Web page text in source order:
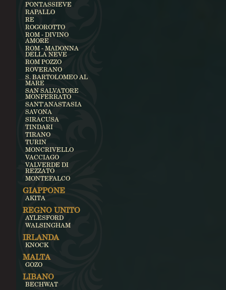
PONTASSIEVE
RAPALLO
RE
ROGOROTTO
ROM - DIVINO
AMORE
ROM - MADONNA
DELLA NEVE
ROM POZZO
ROVERANO
S. BARTOLOMEO AL
MARE
SAN SALVATORE
MONFERRATO
SANT'ANASTASIA
SAVONA
SIRACUSA
TINDARI
TIRANO
TURIN
MONCRIVELLO
VACCIAGO
VALVERDE DI
REZZATO
MONTEFALCO
GIAPPONE
AKITA
REGNO UNITO
AYLESFORD
WALSINGHAM
IRLANDA
KNOCK
MALTA
GOZO
LIBANO
BECHWAT